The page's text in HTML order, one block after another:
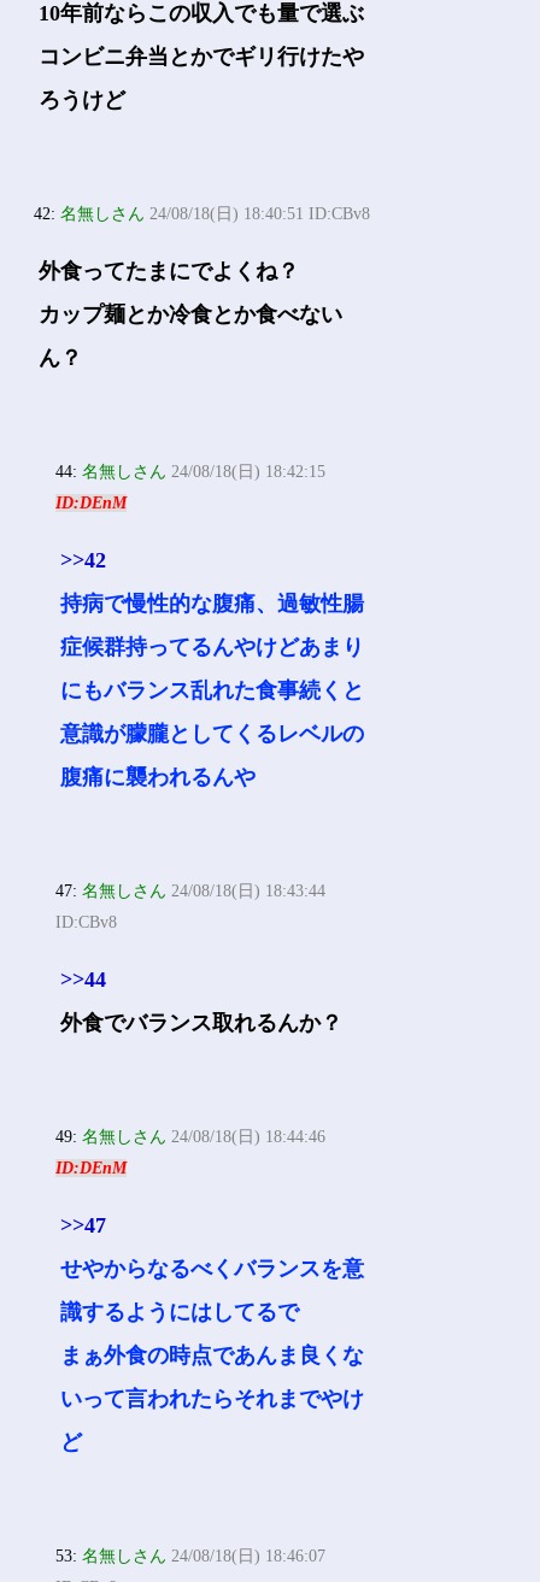
10年前ならこの収入でも量で選ぶ
コンビニ弁当とかでギリ行けたや
ろうけど
42:名無しさん 24/08/18(日) 18:40:51 ID:CBv8
外食ってたまにでよくね？
カップ麺とか冷食とか食べない
ん？
44:名無しさん 24/08/18(日) 18:42:15
ID:DEnM
>>42
持病で慢性的な腹痛、過敏性腸
症候群持ってるんやけどあまり
にもバランス乱れた食事続くと
意識が朦朧としてくるレベルの
腹痛に襲われるんや
47:名無しさん 24/08/18(日) 18:43:44
ID:CBv8
>>44
外食でバランス取れるんか？
49:名無しさん 24/08/18(日) 18:44:46
ID:DEnM
>>47
せやからなるべくバランスを意
識するようにはしてるで
まぁ外食の時点であんま良くな
いって言われたらそれまでやけ
ど
53:名無しさん 24/08/18(日) 18:46:07